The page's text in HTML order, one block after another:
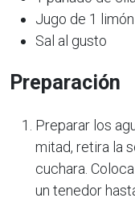
Jugo de 1 limón
Sal al gusto
Preparación
Preparar los
mitad, retira la
cuchara.
un tenedor